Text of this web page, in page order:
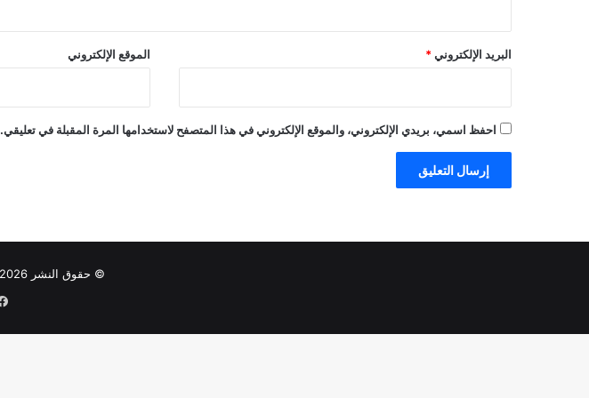
البريد الإلكتروني * الموقع الإلكتروني
احفظ اسمي، بريدي الإلكتروني، والموقع الإلكتروني في هذا المتصفح لاستخدامها المرة المقبلة في تعليقي.
© حقوق النشر 2026، جميع الحقوق محفوظة